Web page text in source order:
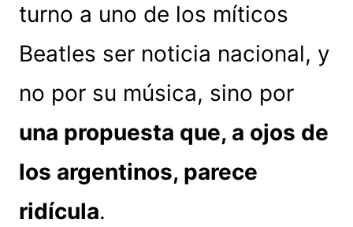
turno a uno de los míticos
Beatles ser noticia nacional, y
no por su música, sino por
una propuesta que, a ojos de
los argentinos, parece
ridícula.